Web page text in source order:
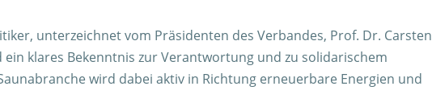
unterzeichnet vom Präsidenten des Verbandes, Prof. Dr. Carsten
klares Bekenntnis zur Verantwortung und zu solidarischem
wird dabei aktiv in Richtung erneuerbare Energien und